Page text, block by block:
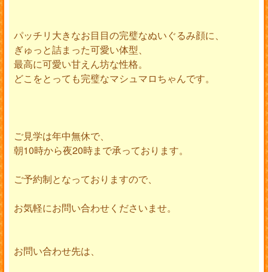
パッチリ大きなお目目の完璧なぬいぐるみ顔に、
ぎゅっと詰まった可愛い体型、
最高に可愛い甘えん坊な性格。
どこをとっても完璧なマシュマロちゃんです。
ご見学は年中無休で、
朝10時から夜20時まで承っております。
ご予約制となっておりますので、
お気軽にお問い合わせくださいませ。
お問い合わせ先は、